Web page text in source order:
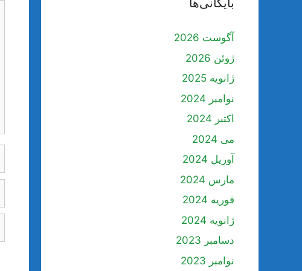
بایگانی‌ها
آگوست 2026
ژوئن 2026
ژانویه 2025
نوامبر 2024
اکتبر 2024
می 2024
آوریل 2024
مارس 2024
فوریه 2024
ژانویه 2024
دسامبر 2023
نوامبر 2023